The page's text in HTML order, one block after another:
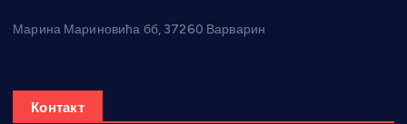
Марина Мариновића бб, 37260 Варварин
Контакт